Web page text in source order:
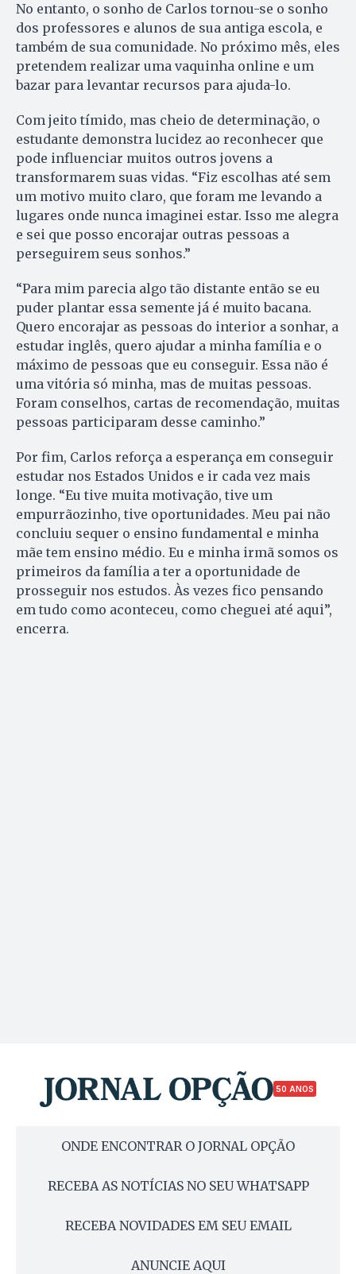
No entanto, o sonho de Carlos tornou-se o sonho
dos professores e alunos de sua antiga escola, e
também de sua comunidade. No próximo mês, eles
pretendem realizar uma vaquinha online e um
bazar para levantar recursos para ajuda-lo.
Com jeito tímido, mas cheio de determinação, o
estudante demonstra lucidez ao reconhecer que
pode influenciar muitos outros jovens a
transformarem suas vidas. “Fiz escolhas até sem
um motivo muito claro, que foram me levando a
lugares onde nunca imaginei estar. Isso me alegra
e sei que posso encorajar outras pessoas a
perseguirem seus sonhos.”
“Para mim parecia algo tão distante então se eu
puder plantar essa semente já é muito bacana.
Quero encorajar as pessoas do interior a sonhar, a
estudar inglês, quero ajudar a minha família e o
máximo de pessoas que eu conseguir. Essa não é
uma vitória só minha, mas de muitas pessoas.
Foram conselhos, cartas de recomendação, muitas
pessoas participaram desse caminho.”
Por fim, Carlos reforça a esperança em conseguir
estudar nos Estados Unidos e ir cada vez mais
longe. “Eu tive muita motivação, tive um
empurrãozinho, tive oportunidades. Meu pai não
concluiu sequer o ensino fundamental e minha
mãe tem ensino médio. Eu e minha irmã somos os
primeiros da família a ter a oportunidade de
prosseguir nos estudos. Às vezes fico pensando
em tudo como aconteceu, como cheguei até aqui”,
encerra.
50 ANOS
ONDE ENCONTRAR O JORNAL OPÇÃO
RECEBA AS NOTÍCIAS NO SEU WHATSAPP
RECEBA NOVIDADES EM SEU EMAIL
ANUNCIE AQUI